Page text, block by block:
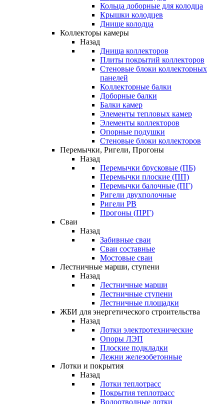
Кольца доборные для колодца
Крышки колодцев
Днище колодца
Коллекторы камеры
Назад
Днища коллекторов
Плиты покрытий коллекторов
Стеновые блоки коллекторных
панелей
Коллекторные балки
Доборные балки
Балки камер
Элементы тепловых камер
Элементы коллекторов
Опорные подушки
Стеновые блоки коллекторов
Перемычки, Ригели, Прогоны
Назад
Перемычки брусковые (ПБ)
Перемычки плоские (ПП)
Перемычки балочные (ПГ)
Ригели двухполочные
Ригели РВ
Прогоны (ПРГ)
Сваи
Назад
Забивные сваи
Сваи составные
Мостовые сваи
Лестничные марши, ступени
Назад
Лестничные марши
Лестничные ступени
Лестничные площадки
ЖБИ для энергетического строительства
Назад
Лотки электротехнические
Опоры ЛЭП
Плоские подкладки
Лежни железобетонные
Лотки и покрытия
Назад
Лотки теплотрасс
Покрытия теплотрасс
Водоотводные лотки